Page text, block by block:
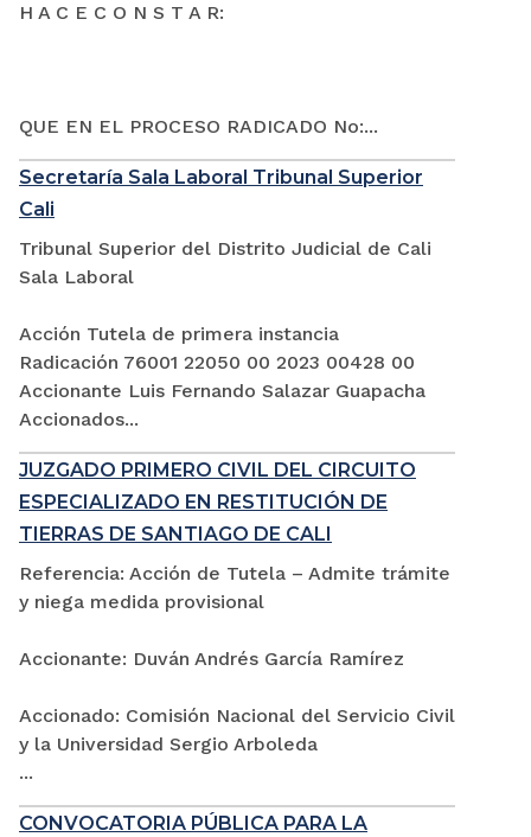
H A C E C O N S T A R:
QUE EN EL PROCESO RADICADO No:...
Secretaría Sala Laboral Tribunal Superior
Cali
Tribunal Superior del Distrito Judicial de Cali
Sala Laboral
Acción Tutela de primera instancia
Radicación 76001 22050 00 2023 00428 00
Accionante Luis Fernando Salazar Guapacha
Accionados...
JUZGADO PRIMERO CIVIL DEL CIRCUITO
ESPECIALIZADO EN RESTITUCIÓN DE
TIERRAS DE SANTIAGO DE CALI
Referencia: Acción de Tutela – Admite trámite
y niega medida provisional
Accionante: Duván Andrés García Ramírez
Accionado: Comisión Nacional del Servicio Civil
y la Universidad Sergio Arboleda
...
CONVOCATORIA PÚBLICA PARA LA